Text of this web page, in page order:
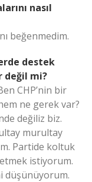
nasıl
beğenmedim.
destek
değil mi?
CHP’nin bir
ne gerek var?
değiliz biz.
murultay
Partide koltuk
istiyorum.
düşünüyorum.